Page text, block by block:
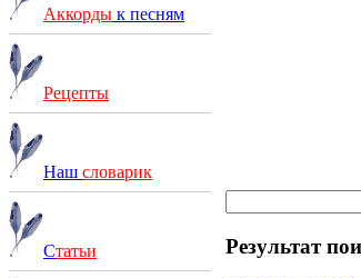
Аккорды к песням
Рецепты
Наш словарик
Статьи Результат